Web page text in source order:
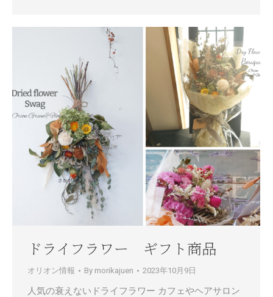
ドライフラワー ギフト商品
オリオン情報 By morikajuen 2023年10月9日
人気の衰えないドライフラワー カフェやヘアサロン